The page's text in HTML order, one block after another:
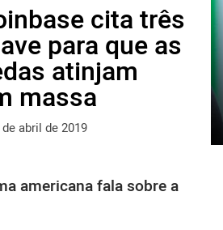
cita três
para que as
atinjam
massa
de abril de 2019
americana fala sobre a